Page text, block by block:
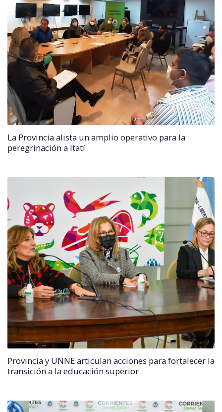
La Provincia alista un amplio operativo para la
peregrinación a Itatí
Provincia y UNNE articulan acciones para fortalecer la
transición a la educación superior